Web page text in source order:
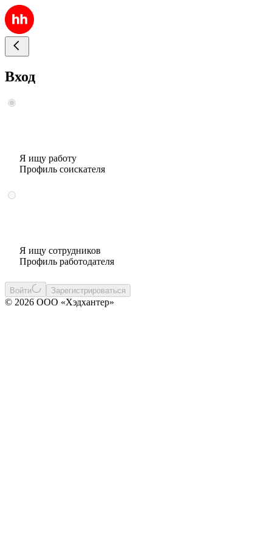
Вход
Я ищу работу
Профиль соискателя
Я ищу сотрудников
Профиль работодателя
Войти Зарегистрироваться
© 2026 ООО «Хэдхантер»